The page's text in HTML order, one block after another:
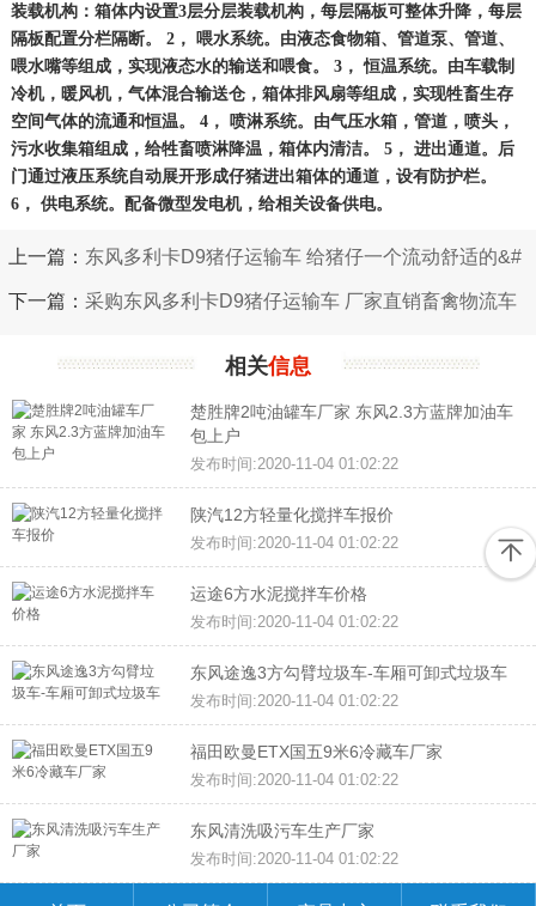
装载机构：箱体内设置3层分层装载机构，每层隔板可整体升降，每层
隔板配置分栏隔断。
2， 喂水系统。由液态食物箱、管道泵、管道、
喂水嘴等组成，实现液态水的输送和喂食。
3， 恒温系统。由车载制
冷机，暖风机，气体混合输送仓，箱体排风扇等组成，实现牲畜生存
空间气体的流通和恒温。
4， 喷淋系统。由气压水箱，管道，喷头，
污水收集箱组成，给牲畜喷淋降温，箱体内清洁。
5， 进出通道。后
门通过液压系统自动展开形成仔猪进出箱体的通道，设有防护栏。
6， 供电系统。配备微型发电机，给相关设备供电。
上一篇： 东风多利卡D9猪仔运输车 给猪仔一个流动舒适的&#
039;家‘
下一篇： 采购东风多利卡D9猪仔运输车 厂家直销畜禽物流车
相关信息
楚胜牌2吨油罐车厂家 东风2.3方蓝牌加油车
包上户
发布时间:2020-11-04 01:02:22
陕汽12方轻量化搅拌车报价
发布时间:2020-11-04 01:02:22
运途6方水泥搅拌车价格
发布时间:2020-11-04 01:02:22
东风途逸3方勾臂垃圾车-车厢可卸式垃圾车
发布时间:2020-11-04 01:02:22
福田欧曼ETX国五9米6冷藏车厂家
发布时间:2020-11-04 01:02:22
东风清洗吸污车生产厂家
发布时间:2020-11-04 01:02:22